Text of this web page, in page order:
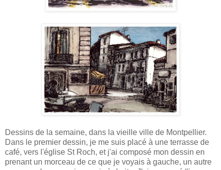
Dessins de la semaine, dans la vieille ville de Montpellier.
Dans le premier dessin, je me suis placé à une terrasse de
café, vers l'église St Roch, et j'ai composé mon dessin en
prenant un morceau de ce que je voyais à gauche, un autre